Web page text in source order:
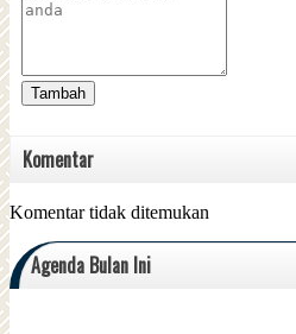
Tambah
Komentar
Komentar tidak ditemukan
Agenda Bulan Ini